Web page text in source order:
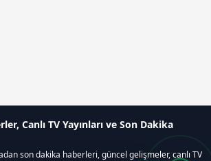
Canlı TV Yayınları ve Son Dakika
son dakika haberleri, güncel gelişmeler, canlı TV